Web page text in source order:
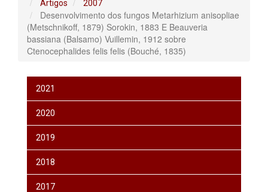
Artigos 2007
Desenvolvimento dos fungos Metarhizium anisopliae
(Metschnikoff, 1879) Sorokin, 1883 E Beauveria
bassiana (Balsamo) Vuillemin, 1912 sobre
Ctenocephalides felis felis (Bouché, 1835)
2021
2020
2019
2018
2017